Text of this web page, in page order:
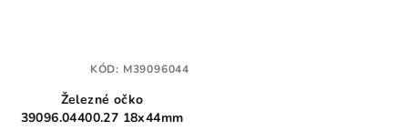
Železné očko
39096.04400.27 18x44mm
KÓD: M39096044